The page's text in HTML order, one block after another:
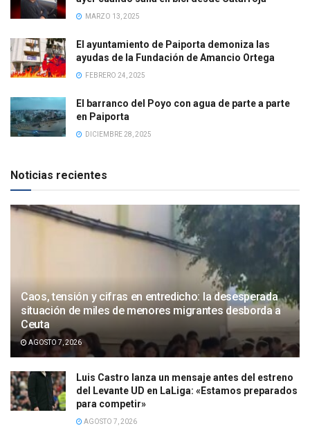
MARZO 13, 2025
El ayuntamiento de Paiporta demoniza las
ayudas de la Fundación de Amancio Ortega
FEBRERO 24, 2025
El barranco del Poyo con agua de parte a parte
en Paiporta
DICIEMBRE 28, 2025
Noticias recientes
Caos, tensión y cifras en entredicho: la desesperada
situación de miles de menores migrantes desborda a
Ceuta
AGOSTO 7, 2026
Luis Castro lanza un mensaje antes del estreno
del Levante UD en LaLiga: «Estamos preparados
para competir»
AGOSTO 7, 2026